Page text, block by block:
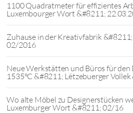
1100 Quadratmeter für effizientes
Luxembourger Wort &#8211;
Zuhause in der Kreativfabrik
02/2016
Neue Werkstätten und Büros für
1535°C &#8211; Lëtzebuerger
Wo alte Möbel zu Designerstücken
Luxemburger Wort &#8211; 02/16